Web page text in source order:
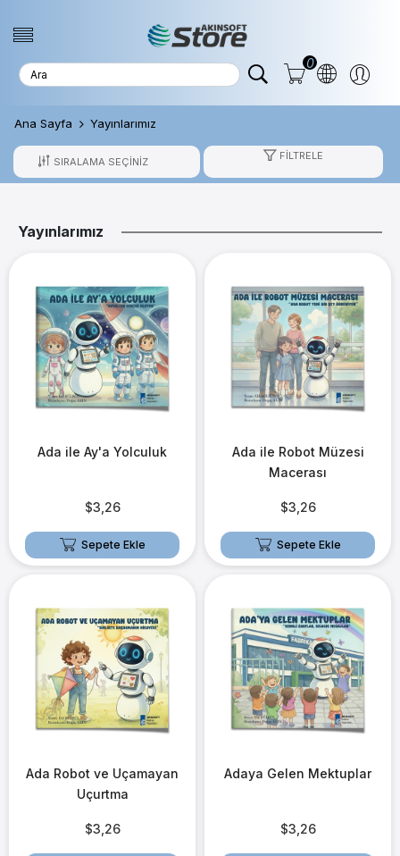
0
Ana Sayfa Yayınlarımız
FILTRELE
Yayınlarımız
Ada ile Ay'a Yolculuk
$3,26
Sepete Ekle
Ada ile Robot Müzesi
Macerası
$3,26
Sepete Ekle
Ada Robot ve Uçamayan
Uçurtma
$3,26
Adaya Gelen Mektuplar
$3,26